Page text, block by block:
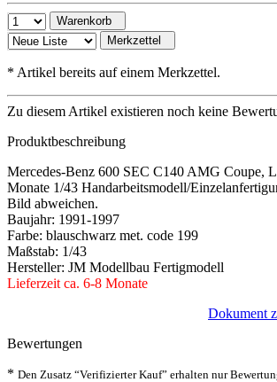
Warenkorb
Merkzettel
* Artikel bereits auf einem Merkzettel.
Zu diesem Artikel existieren noch keine
Produktbeschreibung
Mercedes-Benz 600 SEC C140 AMG Coupe,
Monate 1/43 Handarbeitsmodell/
Bild abweichen.
Baujahr: 1991-1997
Farbe: blauschwarz met. code 199
Maßstab: 1/43
Hersteller: JM Modellbau Fertigmodell
Lieferzeit ca. 6-8 Monate
Dokument
Bewertungen
* Den Zusatz “Verifizierter Kauf” erhalten nur